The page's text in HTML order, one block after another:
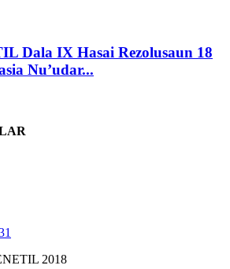
Dala IX Hasai Rezolusaun 18
Nu’udar...
2018